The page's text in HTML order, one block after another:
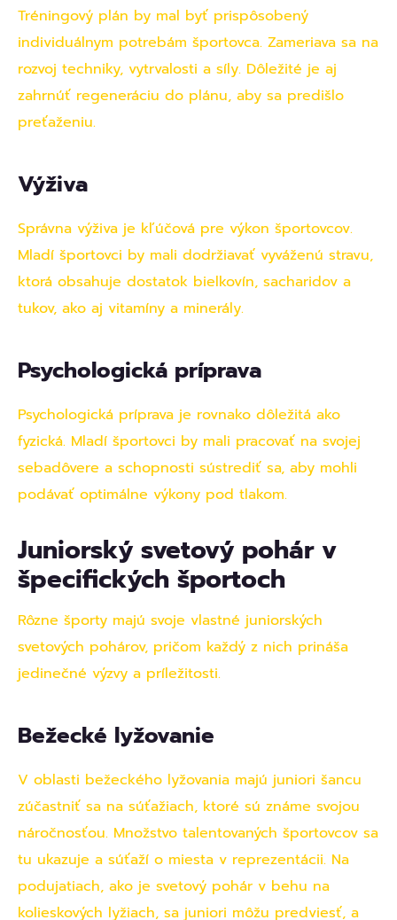
Tréningový plán by mal byť prispôsobený
individuálnym potrebám športovca. Zameriava sa na
rozvoj techniky, vytrvalosti a síly. Dôležité je aj
zahrnúť regeneráciu do plánu, aby sa predišlo
preťaženiu.
Výživa
Správna výživa je kľúčová pre výkon športovcov.
Mladí športovci by mali dodržiavať vyváženú stravu,
ktorá obsahuje dostatok bielkovín, sacharidov a
tukov, ako aj vitamíny a minerály.
Psychologická príprava
Psychologická príprava je rovnako dôležitá ako
fyzická. Mladí športovci by mali pracovať na svojej
sebadôvere a schopnosti sústrediť sa, aby mohli
podávať optimálne výkony pod tlakom.
Juniorský svetový pohár v
špecifických športoch
Rôzne športy majú svoje vlastné juniorských
svetových pohárov, pričom každý z nich prináša
jedinečné výzvy a príležitosti.
Bežecké lyžovanie
V oblasti bežeckého lyžovania majú juniori šancu
zúčastniť sa na súťažiach, ktoré sú známe svojou
náročnosťou. Množstvo talentovaných športovcov sa
tu ukazuje a súťaží o miesta v reprezentácii. Na
podujatiach, ako je svetový pohár v behu na
kolieskových lyžiach, sa juniori môžu predviesť, a